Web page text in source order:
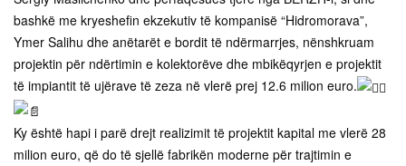
bashkë me kryeshefin ekzekutiv të kompanisë “Hidromorava”,
Ymer Salihu dhe anëtarët e bordit të ndërmarrjes, nënshkruam
projektin për ndërtimin e kolektorëve dhe mbikëqyrjen e projektit
të impiantit të ujërave të zeza në vlerë prej 12.6 milion euro.
Ky është hapi i parë drejt realizimit të projektit kapital me vlerë 28
milion euro, që do të sjellë fabrikën moderne për trajtimin e